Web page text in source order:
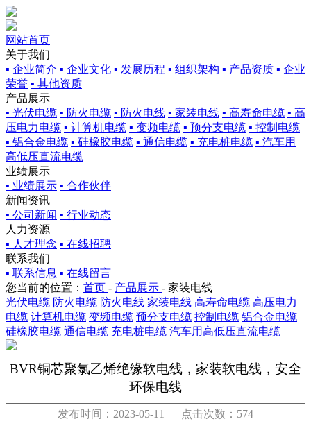
网站首页
关于我们
▪ 企业简介 ▪ 企业文化 ▪ 发展历程 ▪ 组织架构 ▪ 产品资质 ▪ 企业
荣誉 ▪ 其他资质
产品展示
▪ 光伏电缆 ▪ 防火电缆 ▪ 防火电线 ▪ 家装电线 ▪ 高寿命电缆 ▪ 高
压电力电缆 ▪ 计算机电缆 ▪ 变频电缆 ▪ 预分支电缆 ▪ 控制电缆
▪ 铝合金电缆 ▪ 硅橡胶电缆 ▪ 通信电缆 ▪ 充电桩电缆 ▪ 汽车用
高低压直流电缆
业绩展示
▪ 业绩展示 ▪ 合作伙伴
新闻资讯
▪ 公司新闻 ▪ 行业动态
人力资源
▪ 人才理念 ▪ 在线招聘
联系我们
▪ 联系信息 ▪ 在线留言
您当前的位置： 首页 - 产品展示 - 家装电线
光伏电缆 防火电缆 防火电线 家装电线 高寿命电缆 高压电力
电缆 计算机电缆 变频电缆 预分支电缆 控制电缆 铝合金电缆
硅橡胶电缆 通信电缆 充电桩电缆 汽车用高低压直流电缆
BVR铜芯聚氯乙烯绝缘软电线，家装软电线，安全
环保电线
发布时间：2023-05-11 点击次数：574